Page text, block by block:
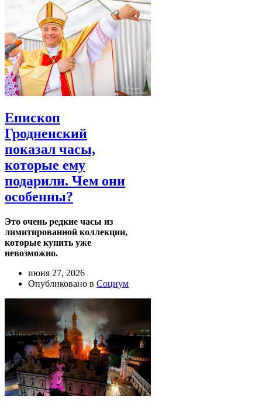
Епископ
Гродненский
показал часы,
которые ему
подарили. Чем они
особенны?
Это очень редкие часы из
лимитированной коллекции,
которые купить уже
невозможно.
июня 27, 2026
Опубликовано в Социум